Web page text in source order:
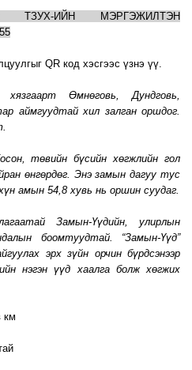
ТЗУХ-ИЙН МЭРГЭЖИЛТЭН
QR код хэсгээс үзнэ үү.
Өмнөговь, Дундговь,
аймгуудтай хил залган оршдог.
төвийн бүсийн хөгжлийн гол
өнгөрдөг. Энэ замын дагуу тус
амын 54,8 хувь нь оршин суудаг.
Замын-Үүдийн, улирлын
боомтуудтай. “Замын-Үүд”
эрх зүйн орчин бүрдсэнээр
нэгэн үүд хаалга болж хөгжих
км